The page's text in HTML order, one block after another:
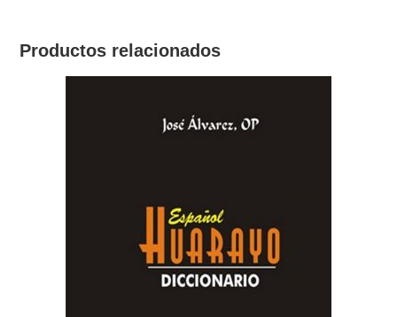
Productos relacionados